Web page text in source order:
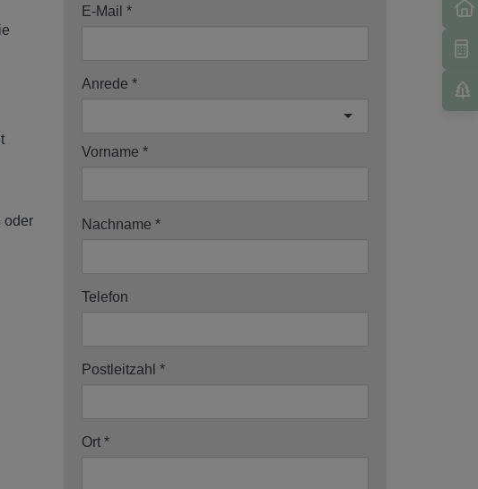
oder
E-Mail
Anrede
Vorname
Nachname
Telefon
Postleitzahl
Ort